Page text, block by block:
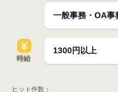
時給
ヒット件数：